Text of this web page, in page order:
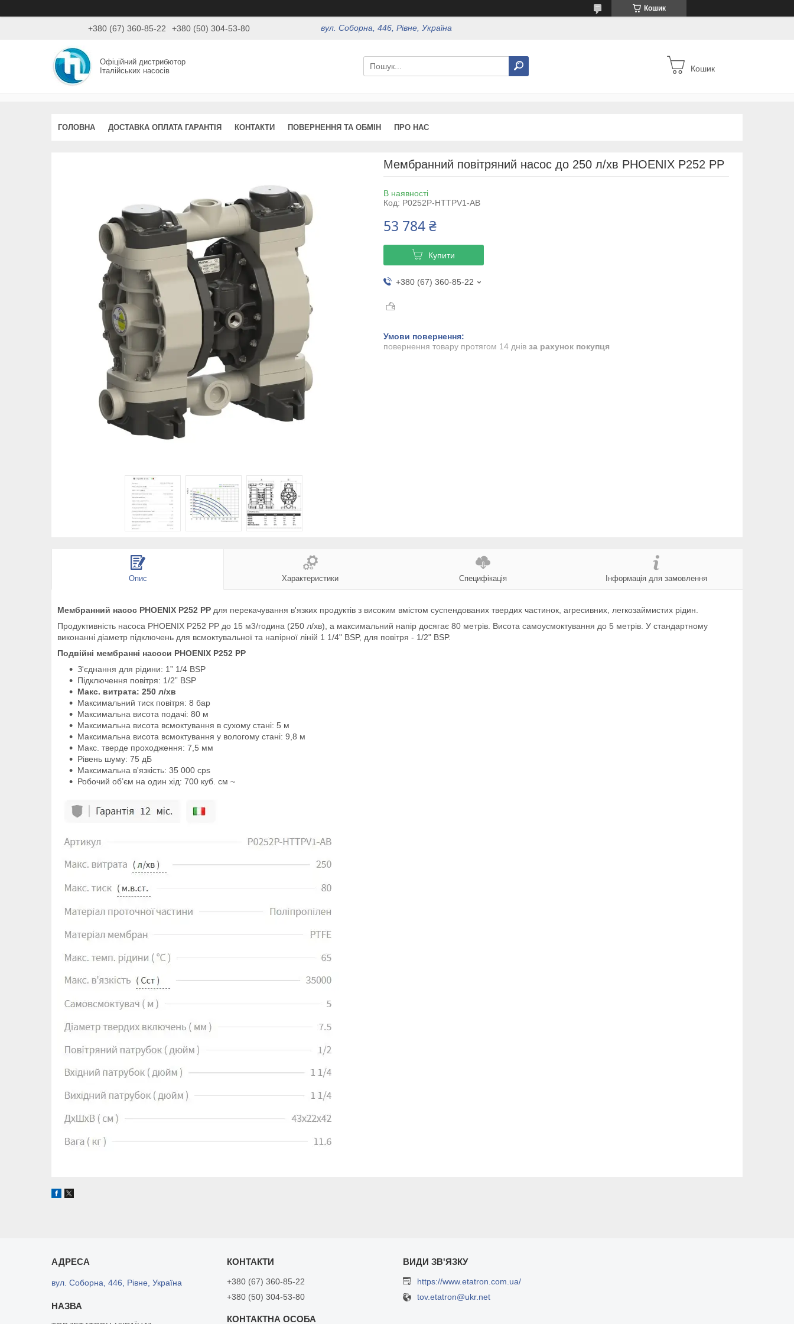
Кошик
+380 (67) 360-85-22 +380 (50) 304-53-80 вул. Соборна, 446, Рівне, Україна
Офіційний дистрибютор
Італійських насосів
Кошик
ГОЛОВНА ДОСТАВКА ОПЛАТА ГАРАНТІЯ КОНТАКТИ ПОВЕРНЕННЯ ТА ОБМІН ПРО НАС
Мембранний повітряний насос до 250 л/хв PHOENIX P252 PP
В наявності
Код: P0252P-HTTPV1-AB
53 784 ₴
Купити
+380 (67) 360-85-22
повернення товару протягом 14 днів за рахунок покупця
Опис Характеристики Специфікація Інформація для замовлення
Мембранний насос PHOENIX P252 PP для перекачування в'язких продуктів з високим вмістом суспендованих твердих частинок, агресивних, легкозаймистих рідин.
Продуктивність насоса PHOENIX P252 PP до 15 м3/година (250 л/хв), а максимальний напір досягає 80 метрів. Висота самоусмоктування до 5 метрів. У стандартному
виконанні діаметр підключень для всмоктувальної та напірної ліній 1 1/4" BSP, для повітря - 1/2" BSP.
Подвійні мембранні насоси PHOENIX P252 PP
З'єднання для рідини: 1” 1/4 BSP
Підключення повітря: 1/2” BSP
Макс. витрата: 250 л/хв
Максимальний тиск повітря: 8 бар
Максимальна висота подачі: 80 м
Максимальна висота всмоктування в сухому стані: 5 м
Максимальна висота всмоктування у вологому стані: 9,8 м
Макс. тверде проходження: 7,5 мм
Рівень шуму: 75 дБ
Максимальна в'язкість: 35 000 cps
Робочий об’єм на один хід: 700 куб. см ~
вул. Соборна, 446, Рівне, Україна
+380 (67) 360-85-22
+380 (50) 304-53-80
https://www.etatron.com.ua/
tov.etatron@ukr.net